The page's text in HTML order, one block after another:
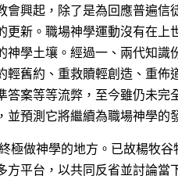
會興起，除了是為回應普遍信
更新。職場神學運動沒有在上
學土壤。經過一、兩代知識
輕舊約、重救贖輕創造、重佈
答案等等流弊，至今雖仍未完
預測它將繼續為職場神學的
極做神學的地方。已故楊牧
平台，以共同反省並討論當